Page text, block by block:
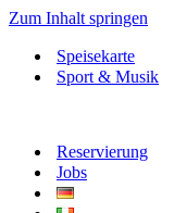
Zum Inhalt springen
Speisekarte
Sport & Musik
Reservierung
Jobs